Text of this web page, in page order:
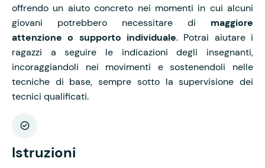
offrendo un aiuto concreto nei momenti in cui alcuni
giovani potrebbero necessitare di maggiore
attenzione o supporto individuale. Potrai aiutare i
ragazzi a seguire le indicazioni degli insegnanti,
incoraggiandoli nei movimenti e sostenendoli nelle
tecniche di base, sempre sotto la supervisione dei
tecnici qualificati.
Istruzioni